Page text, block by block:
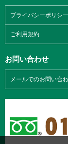
プライバシーポリシー
ご利用規約
お問い合わせ
メールでのお問い合